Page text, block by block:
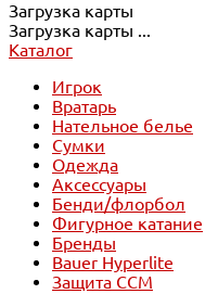
Загрузка карты
Загрузка карты ...
Каталог
Игрок
Вратарь
Нательное белье
Сумки
Одежда
Аксессуары
Бенди/флорбол
Фигурное катание
Бренды
Bauer Hyperlite
Защита CCM